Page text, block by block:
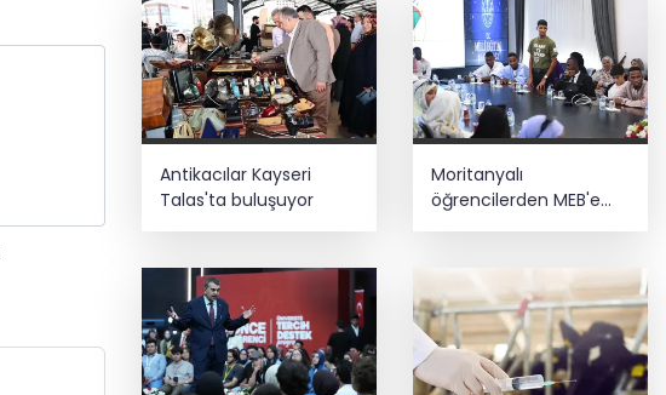
Sağlık çalışanlarından ücret ve
emeklilik reformu çağrısı
Antikacılar Kayseri
Talas'ta buluşuyor
Moritanyalı
öğrencilerden MEB'e
ziyaret